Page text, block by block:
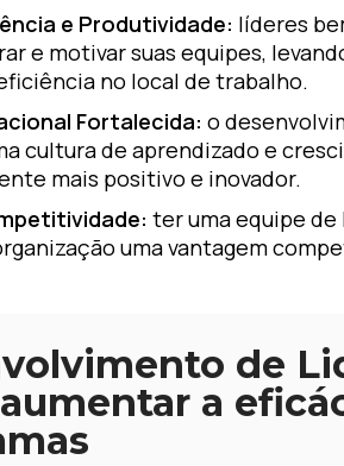
e Produtividade: líderes
e motivar suas equipes,
no local de trabalho.
Fortalecida: o
cultura de aprendizado e
mais positivo e inovador.
ter uma equipe
uma vantagem
de
a